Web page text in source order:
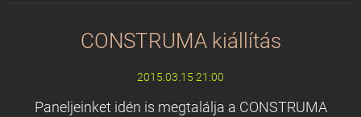
CONSTRUMA kiállítás
2015.03.15 21:00
Paneljeinket idén is megtalálja a CONSTRUMA